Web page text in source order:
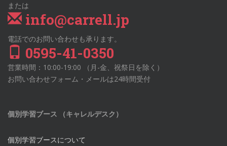
または
info@carrell.jp
電話でのお問い合わせも承ります。
0595-41-0350
営業時間：10:00-19:00 （月-金、祝祭日を除く）
お問い合わせフォーム・メールは24時間受付
個別学習ブース （キャレルデスク）
個別学習ブースについて